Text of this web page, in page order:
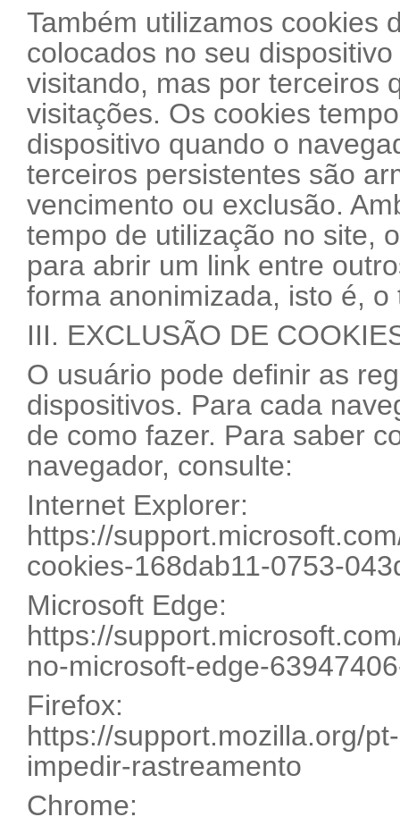
Também utilizamos cookies
colocados no seu
visitando, mas por terceiros
visitações. Os cookies
dispositivo quando o
terceiros persistentes são
vencimento ou exclusão.
tempo de utilização no site,
para abrir um link entre
forma anonimizada, isto é,
III. EXCLUSÃO DE
O usuário pode definir as
dispositivos. Para cada
de como fazer. Para saber
navegador, consulte:
Internet Explorer:
https://
cookies-168dab11-0753-
Microsoft Edge:
https://
no-microsoft-edge-
Firefox:
https://support.mozilla.org/
impedir-rastreamento
Chrome: